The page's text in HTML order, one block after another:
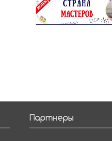
Партнеры